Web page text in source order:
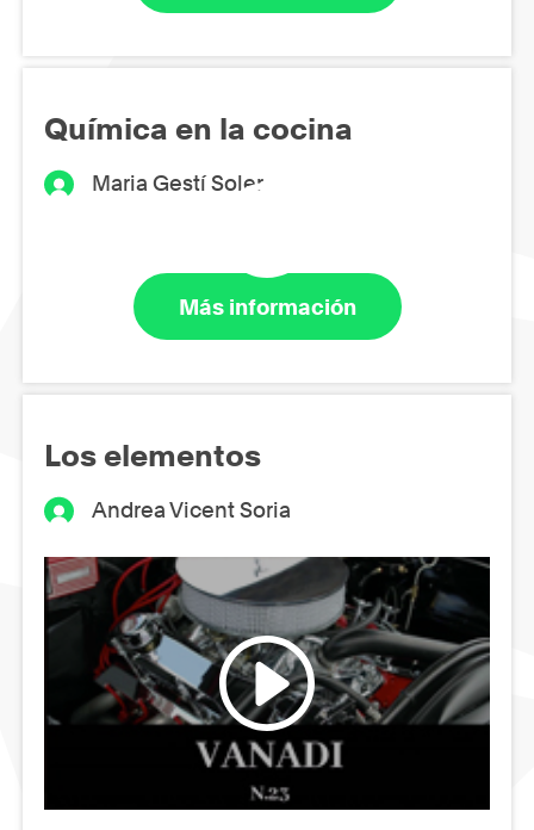
Química en la cocina
Maria Gestí Soler
Más información
Los elementos
Andrea Vicent Soria